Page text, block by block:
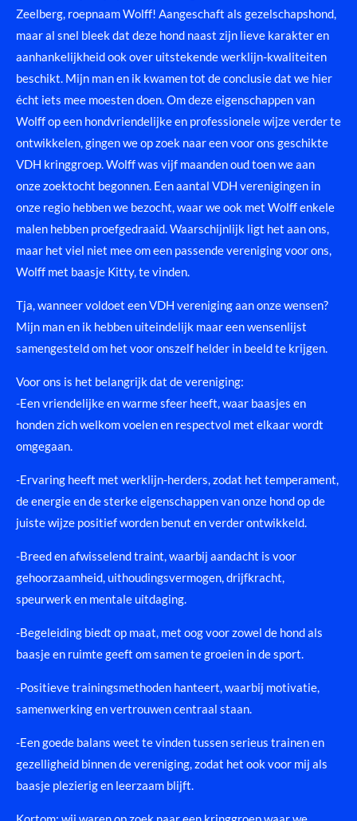
Zeelberg, roepnaam Wolff! Aangeschaft als gezelschapshond,
maar al snel bleek dat deze hond naast zijn lieve karakter en
aanhankelijkheid ook over uitstekende werklijn-kwaliteiten
beschikt. Mijn man en ik kwamen tot de conclusie dat we hier
écht iets mee moesten doen. Om deze eigenschappen van
Wolff op een hondvriendelijke en professionele wijze verder te
ontwikkelen, gingen we op zoek naar een voor ons geschikte
VDH kringgroep. Wolff was vijf maanden oud toen we aan
onze zoektocht begonnen. Een aantal VDH verenigingen in
onze regio hebben we bezocht, waar we ook met Wolff enkele
malen hebben proefgedraaid. Waarschijnlijk ligt het aan ons,
maar het viel niet mee om een passende vereniging voor ons,
Wolff met baasje Kitty, te vinden.
Tja, wanneer voldoet een VDH vereniging aan onze wensen?
Mijn man en ik hebben uiteindelijk maar een wensenlijst
samengesteld om het voor onszelf helder in beeld te krijgen.
Voor ons is het belangrijk dat de vereniging:
-Een vriendelijke en warme sfeer heeft, waar baasjes en
honden zich welkom voelen en respectvol met elkaar wordt
omgegaan.
-Ervaring heeft met werklijn-herders, zodat het temperament,
de energie en de sterke eigenschappen van onze hond op de
juiste wijze positief worden benut en verder ontwikkeld.
-Breed en afwisselend traint, waarbij aandacht is voor
gehoorzaamheid, uithoudingsvermogen, drijfkracht,
speurwerk en mentale uitdaging.
-Begeleiding biedt op maat, met oog voor zowel de hond als
baasje en ruimte geeft om samen te groeien in de sport.
-Positieve trainingsmethoden hanteert, waarbij motivatie,
samenwerking en vertrouwen centraal staan.
-Een goede balans weet te vinden tussen serieus trainen en
gezelligheid binnen de vereniging, zodat het ook voor mij als
baasje plezierig en leerzaam blijft.